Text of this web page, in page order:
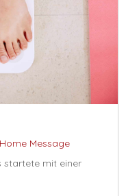
Message
startete mit einer